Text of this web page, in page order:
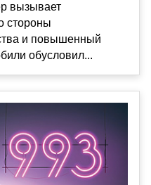
вызывает
стороны
и повышенный
обусловил...